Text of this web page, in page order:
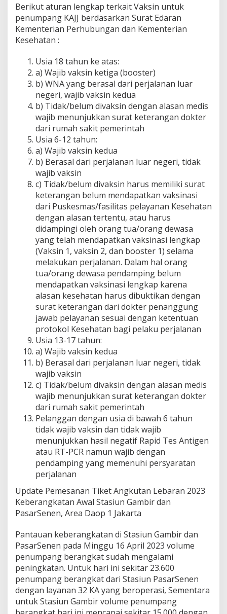
Berikut aturan lengkap terkait Vaksin untuk
penumpang KAJJ berdasarkan Surat Edaran
Kementerian Perhubungan dan Kementerian
Kesehatan :
Usia 18 tahun ke atas:
a) Wajib vaksin ketiga (booster)
b) WNA yang berasal dari perjalanan luar
negeri, wajib vaksin kedua
b) Tidak/belum divaksin dengan alasan medis
wajib menunjukkan surat keterangan dokter
dari rumah sakit pemerintah
Usia 6-12 tahun:
a) Wajib vaksin kedua
b) Berasal dari perjalanan luar negeri, tidak
wajib vaksin
c) Tidak/belum divaksin harus memiliki surat
keterangan belum mendapatkan vaksinasi
dari Puskesmas/fasilitas pelayanan Kesehatan
dengan alasan tertentu, atau harus
didampingi oleh orang tua/orang dewasa
yang telah mendapatkan vaksinasi lengkap
(Vaksin 1, vaksin 2, dan booster 1) selama
melakukan perjalanan. Dalam hal orang
tua/orang dewasa pendamping belum
mendapatkan vaksinasi lengkap karena
alasan kesehatan harus dibuktikan dengan
surat keterangan dari dokter penanggung
jawab pelayanan sesuai dengan ketentuan
protokol Kesehatan bagi pelaku perjalanan
Usia 13-17 tahun:
a) Wajib vaksin kedua
b) Berasal dari perjalanan luar negeri, tidak
wajib vaksin
c) Tidak/belum divaksin dengan alasan medis
wajib menunjukkan surat keterangan dokter
dari rumah sakit pemerintah
Pelanggan dengan usia di bawah 6 tahun
tidak wajib vaksin dan tidak wajib
menunjukkan hasil negatif Rapid Tes Antigen
atau RT-PCR namun wajib dengan
pendamping yang memenuhi persyaratan
perjalanan
Update Pemesanan Tiket Angkutan Lebaran 2023
Keberangkatan Awal Stasiun Gambir dan
PasarSenen, Area Daop 1 Jakarta
Pantauan keberangkatan di Stasiun Gambir dan
PasarSenen pada Minggu 16 April 2023 volume
penumpang berangkat sudah mengalami
peningkatan. Untuk hari ini sekitar 23.600
penumpang berangkat dari Stasiun PasarSenen
dengan layanan 32 KA yang beroperasi, Sementara
untuk Stasiun Gambir volume penumpang